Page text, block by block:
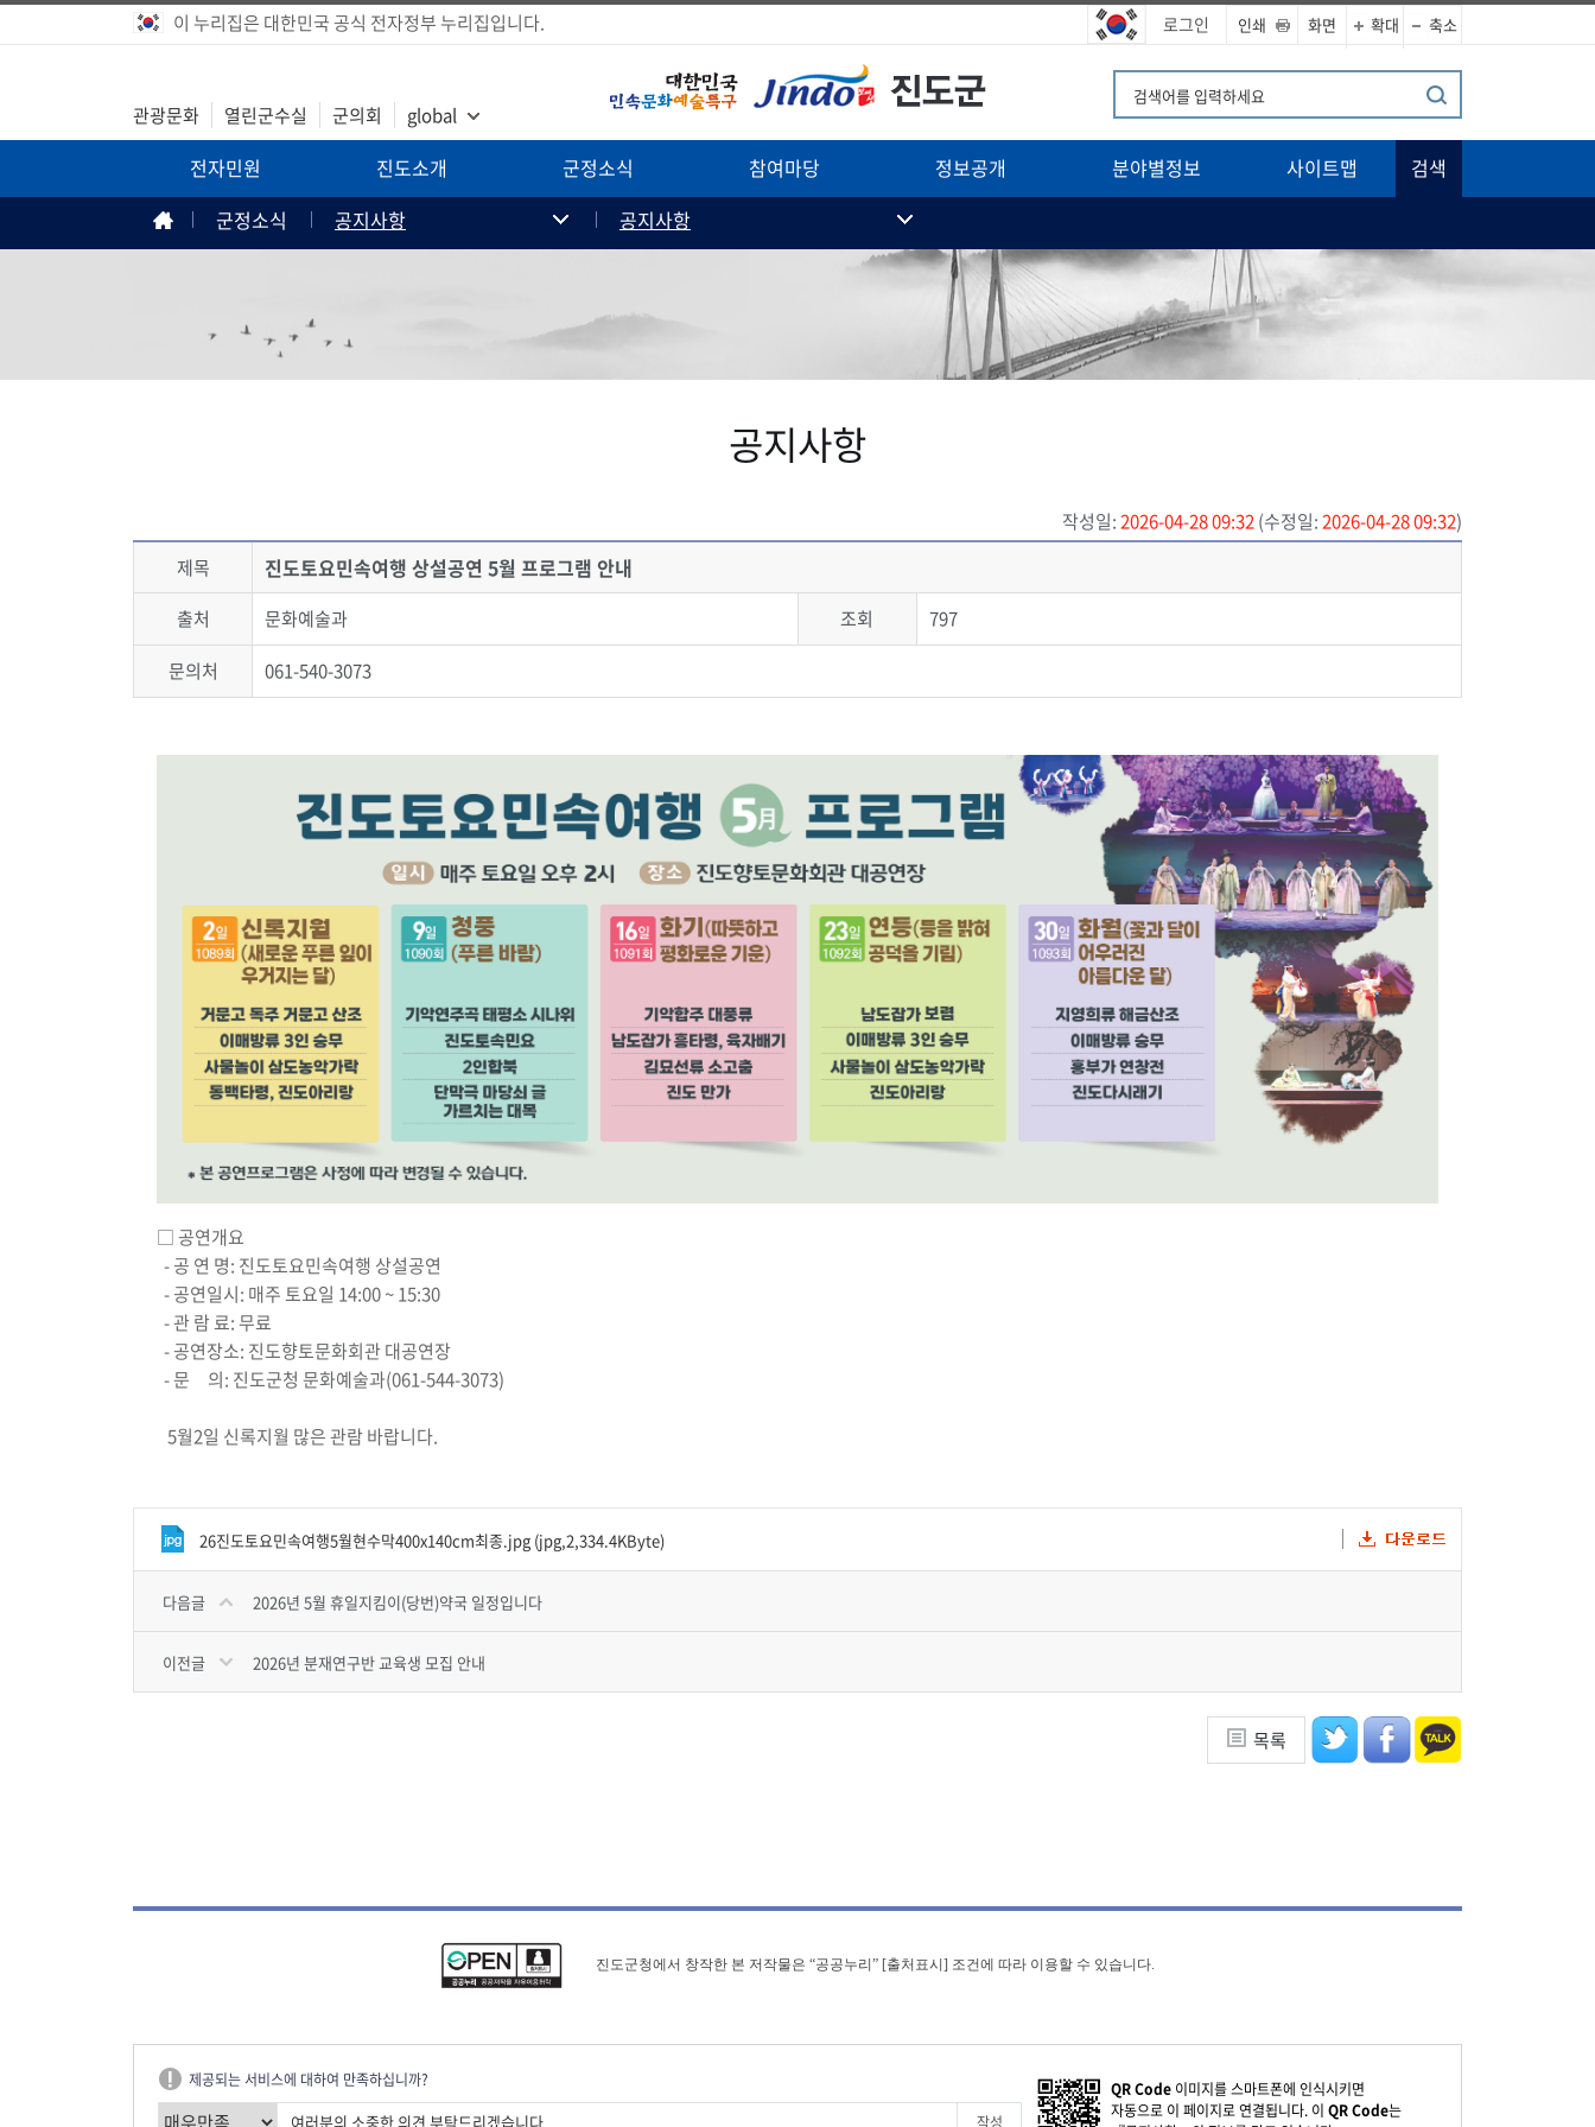
이 누리집은 대한민국 공식 전자정부 누리집입니다. 로그인 인쇄 화면 확대 축소
관광문화 열린군수실 군의회 global
전자민원 진도소개 군정소식 참여마당 정보공개 분야별정보 사이트맵
검색
군정소식
공지사항 공지사항
공지사항
작성일:2026-04-28 09:32(수정일:2026-04-28 09:32)
제목
진도토요민속여행 상설공연 5월 프로그램 안내
출처 문화예술과 조회
797
문의처
061-540-3073
□ 공연개요
- 공 연 명: 진도토요민속여행 상설공연
- 공연일시: 매주 토요일 14:00 ~ 15:30
- 관 람 료: 무료
- 공연장소: 진도향토문화회관 대공연장
- 문 의: 진도군청 문화예술과(061-544-3073)
5월2일 신록지월 많은 관람 바랍니다.
26진도토요민속여행5월현수막400x140cm최종.jpg (jpg,2,334.4KByte)
다음글 2026년 5월 휴일지킴이(당번)약국 일정입니다
이전글 2026년 분재연구반 교육생 모집 안내
목록
진도군청에서 창작한 본 저작물은 “공공누리” [출처표시] 조건에 따라 이용할 수 있습니다.
제공되는 서비스에 대하여 만족하십니까? QR Code 이미지를 스마트폰에 인식시키면
자동으로 이 페이지로 연결됩니다. 이 QR Code는